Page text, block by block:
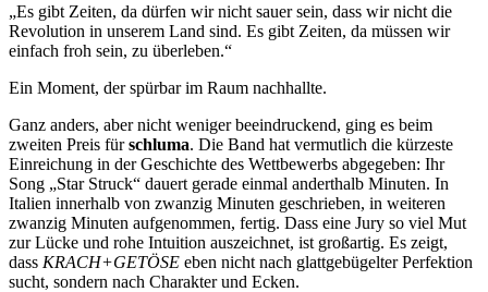
„Es gibt Zeiten, da dürfen wir nicht sauer sein, dass wir nicht die
Revolution in unserem Land sind. Es gibt Zeiten, da müssen wir
einfach froh sein, zu überleben.“
Ein Moment, der spürbar im Raum nachhallte.
Ganz anders, aber nicht weniger beeindruckend, ging es beim
zweiten Preis fürschluma. Die Band hat vermutlich die kürzeste
Einreichung in der Geschichte des Wettbewerbs abgegeben: Ihr
Song „Star Struck“ dauert gerade einmal anderthalb Minuten. In
Italien innerhalb von zwanzig Minuten geschrieben, in weiteren
zwanzig Minuten aufgenommen, fertig. Dass eine Jury so viel Mut
zur Lücke und rohe Intuition auszeichnet, ist großartig. Es zeigt,
dass KRACH+GETÖSE eben nicht nach glattgebügelter Perfektion
sucht, sondern nach Charakter und Ecken.